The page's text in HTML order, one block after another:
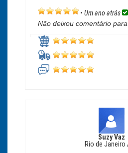
• Um ano atrás
Não deixou comentário
Suzy Vaz
Rio de Janeiro